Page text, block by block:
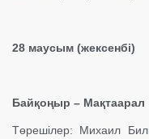
28 маусым (жексенбі)
Байқоңыр – Мақтаарал
Төрешілер: Михаил